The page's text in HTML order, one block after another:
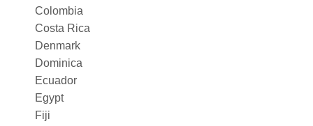
Colombia
Costa Rica
Denmark
Dominica
Ecuador
Egypt
Fiji